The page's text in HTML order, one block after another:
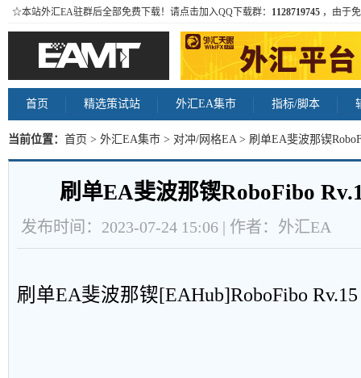
☆本站外汇EA驻群后全部免费下载！请点击加入QQ下载群： 1128719745 ，由于
首页 精选策试站 外汇EA集市 指标/脚本
当前位置： 首页 > 外汇EA集市 > 对冲/网格EA> 刷单EA斐波那锲
刷单EA斐波那锲RoboFibo
发布时间：2023-07-24 15:06 | 作者：外汇EA
刷单EA斐波那锲[EAHub]RoboFibo Rv.15